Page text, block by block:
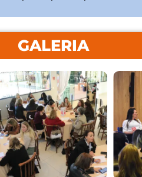
GALERIA